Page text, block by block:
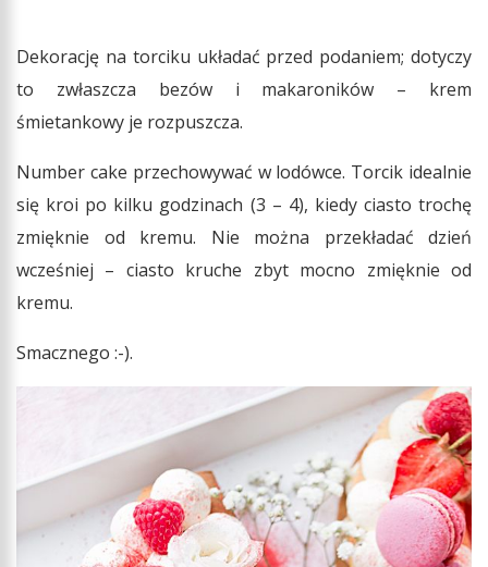
Dekorację na torciku układać przed podaniem; dotyczy
to zwłaszcza bezów i makaroników – krem
śmietankowy je rozpuszcza.
Number cake przechowywać w lodówce. Torcik idealnie
się kroi po kilku godzinach (3 – 4), kiedy ciasto trochę
zmięknie od kremu. Nie można przekładać dzień
wcześniej – ciasto kruche zbyt mocno zmięknie od
kremu.
Smacznego :-).